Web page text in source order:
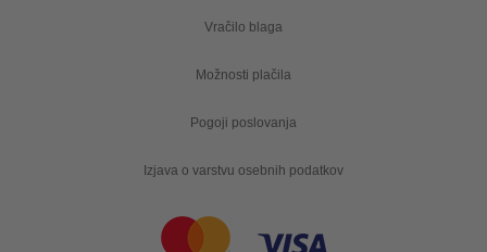
Vračilo blaga
Možnosti plačila
Pogoji poslovanja
Izjava o varstvu osebnih podatkov